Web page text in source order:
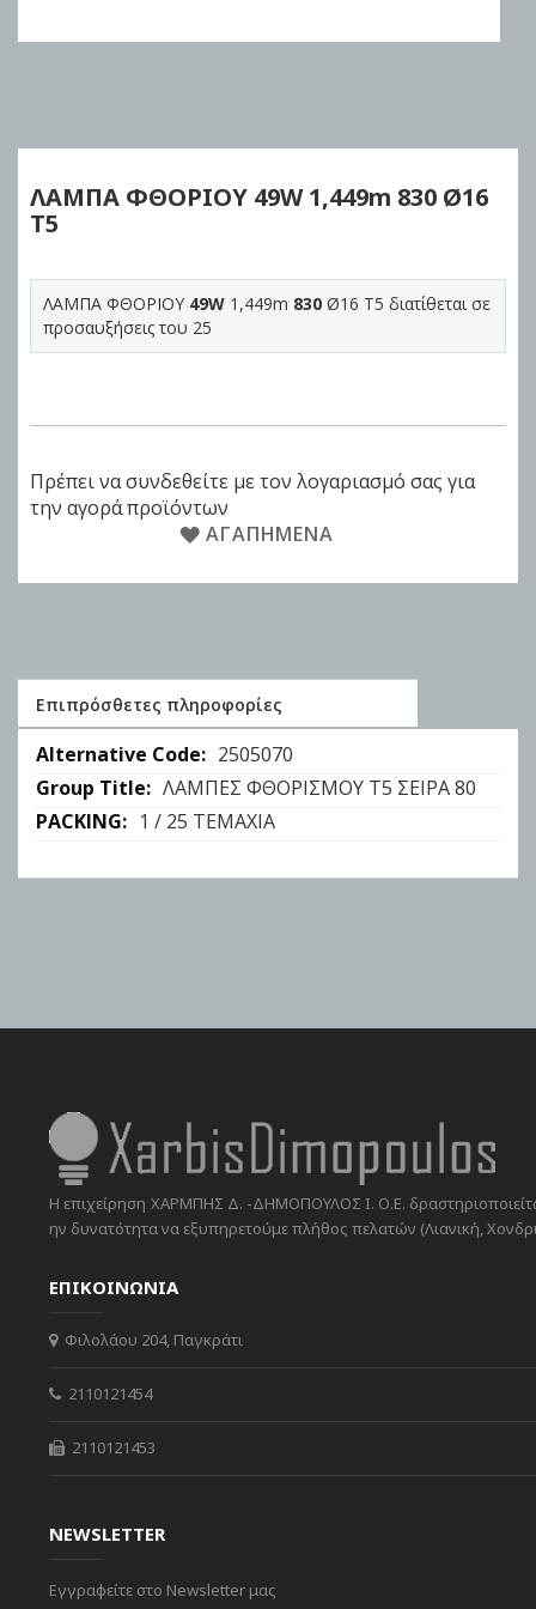
beginning
the
images
ΛΑΜΠΑ ΦΘΟΡΙΟΥ 49W1,449m 830 Ø16
Τ5
ΛΑΜΠΑ ΦΘΟΡΙΟΥ 49W 1,449m 830 Ø16 Τ5 διατίθεται σε
προσαυξήσεις του 25
Πρέπει να συνδεθείτε με τον λογαριασμό σας για
την αγορά προϊόντων
ΑΓΑΠΗΜΈΝΑ
Επιπρόσθετες πληροφορίες
Επιπρόσθετες
πληροφορίες
2505070
ΛΑΜΠΕΣ ΦΘΟΡΙΣΜΟΥ Τ5 ΣΕΙΡΑ 80
1 / 25 ΤΕΜΑΧΙΑ
Η επιχείρηση ΧΑΡΜΠΗΣ Δ. -ΔΗΜΟΠΟΥΛΟΣ Ι. Ο.Ε.
ην δυνατότητα να εξυπηρετούμε πλήθος πελατών (Λιανική,
ΕΠΙΚΟΙΝΩΝΙΑ
Φιλολάου 204, Παγκράτι
2110121454
2110121453
NEWSLETTER
Εγγραφείτε στο Newsletter μας